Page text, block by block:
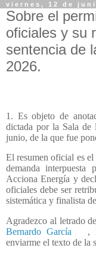
viernes, 12 de
Sobre el
oficiales y su
sentencia de
2026.
1. Es objeto de
dictada por la Sala
junio, de la que fue
El resumen oficial es
demanda
Acciona Energía y
oficiales debe ser
sistemática y finalista
Agradezco al letrado
Bernardo García
,
enviarme el texto de la